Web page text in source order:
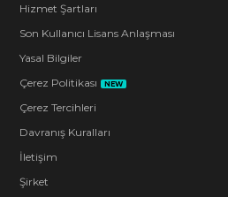
Hizmet Şartları
Son Kullanıcı Lisans Anlaşması
Yasal Bilgiler
Çerez Politikası
NEW
Çerez Tercihleri
Davranış Kuralları
İletişim
Şirket